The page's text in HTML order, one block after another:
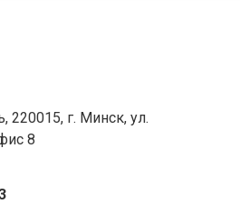
220015, г. Минск, ул.
8